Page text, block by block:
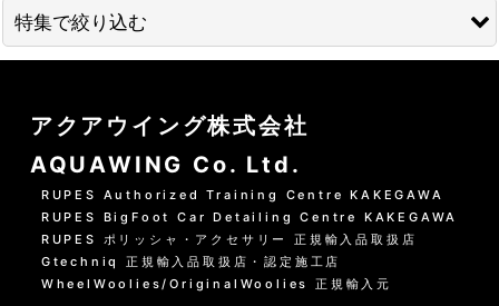
並び順 :
特集で絞り込む
水洗いの方法
グリーンシャンプー洗車の方法
PHリフレッシュシャンプー洗車
黒い筋状の水垢・古い保護層
アクアウイング株式会社
AQUAWING Co. Ltd.
RUPES Authorized Training Centre KAKEGAWA
RUPES BigFoot Car Detailing Centre KAKEGAWA
RUPES ポリッシャ・アクセサリー 正規輸入品取扱店
Gtechniq 正規輸入品取扱店・認定施工店
WheelWoolies/OriginalWoolies 正規輸入元